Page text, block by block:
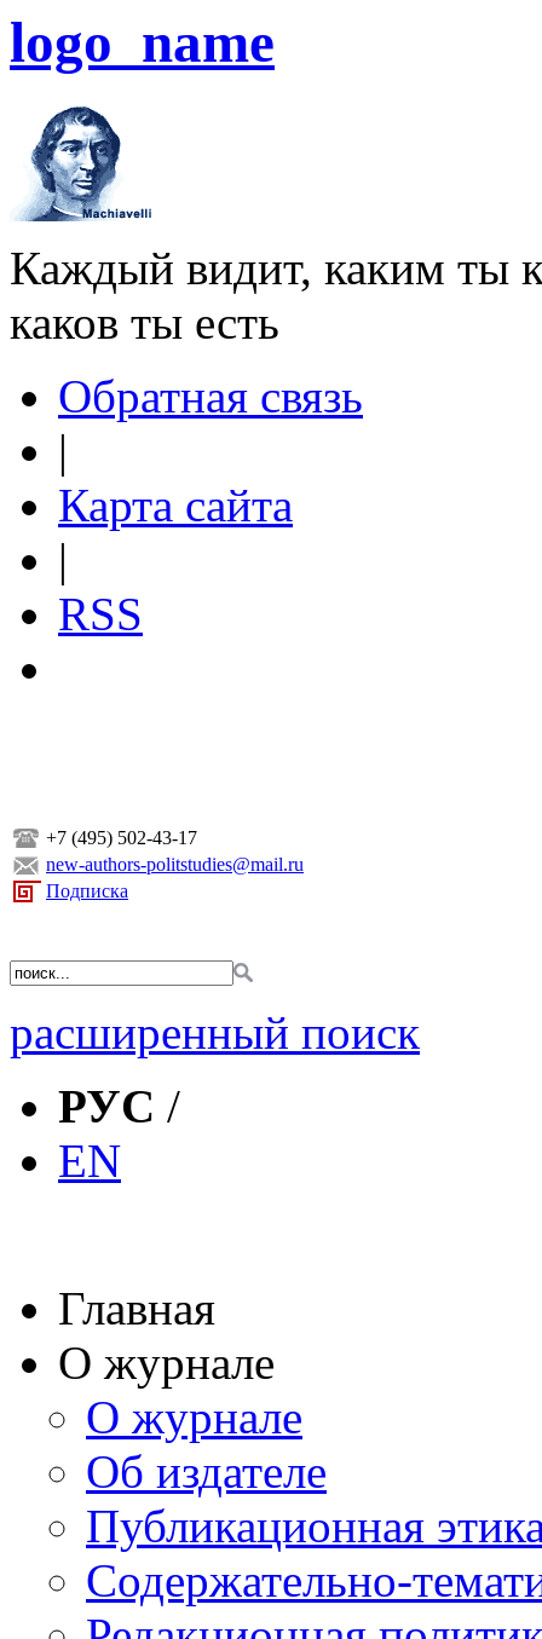
logo_name
Каждый видит, каким ты
каков ты есть
Обратная связь
|
Карта сайта
|
RSS
+7 (495) 502-43-17
new-authors-politstudies@mail.ru
Подписка
расширенный поиск
РУС /
EN
Главная
О журнале
О журнале
Об издателе
Публикационная
Содержательно-